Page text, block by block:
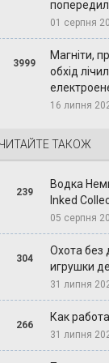
01 серпня
3999
Магніти,
обхід
16 липня
ЧИТАЙТЕ ТАКОЖ
239
Водка
Inked
05 серпня
304
Охота без
игрушки
31 липня
266
Как
31 липня